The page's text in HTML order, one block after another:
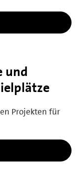
und
Projekten für